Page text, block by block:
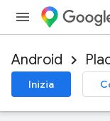
Android
Inizia